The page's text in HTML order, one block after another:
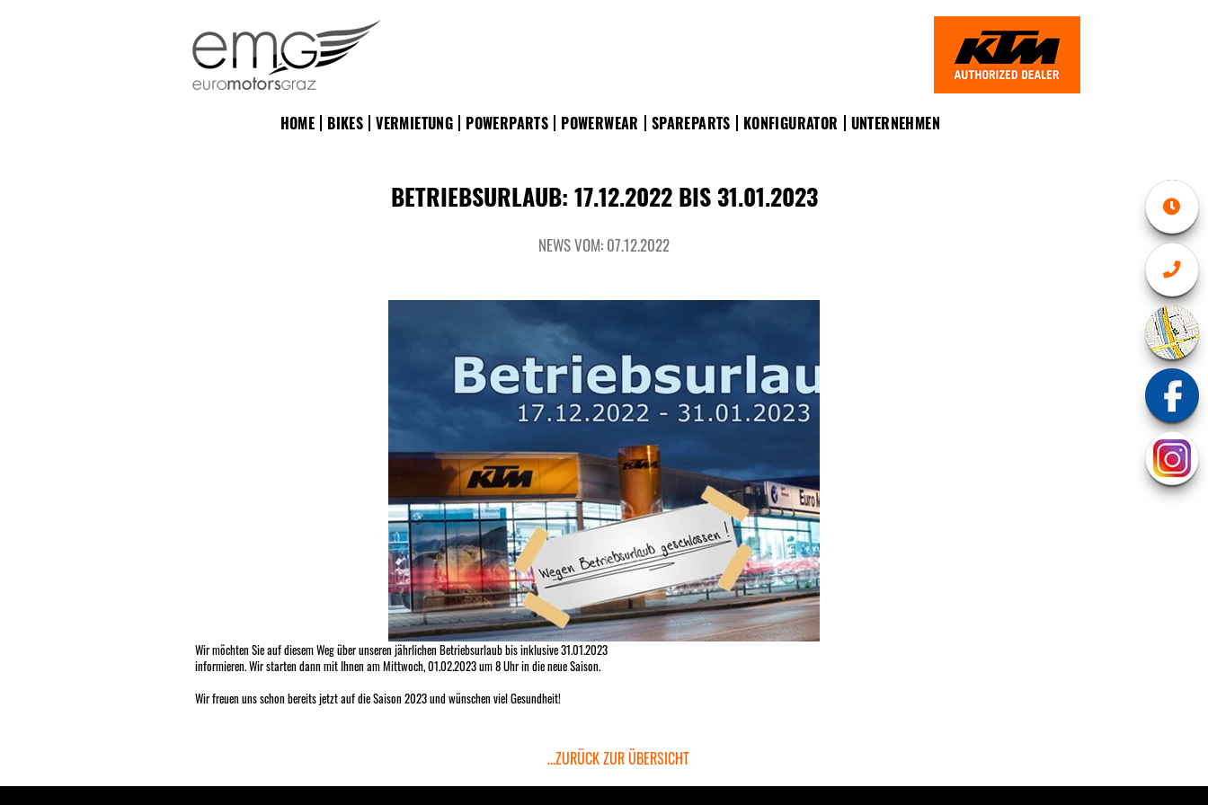
HOME BIKES VERMIETUNG POWERPARTS POWERWEAR SPAREPARTS KONFIGURATOR UNTERNEHMEN
BETRIEBSURLAUB: 17.12.2022 BIS 31.01.2023
NEWS VOM: 07.12.2022
Wir möchten Sie auf diesem Weg über unseren jährlichen Betriebsurlaub bis inklusive 31.01.2023
informieren. Wir starten dann mit Ihnen am Mittwoch, 01.02.2023 um 8 Uhr in die neue Saison.
Wir freuen uns schon bereits jetzt auf die Saison 2023 und wünschen viel Gesundheit!
...ZURÜCK ZUR ÜBERSICHT